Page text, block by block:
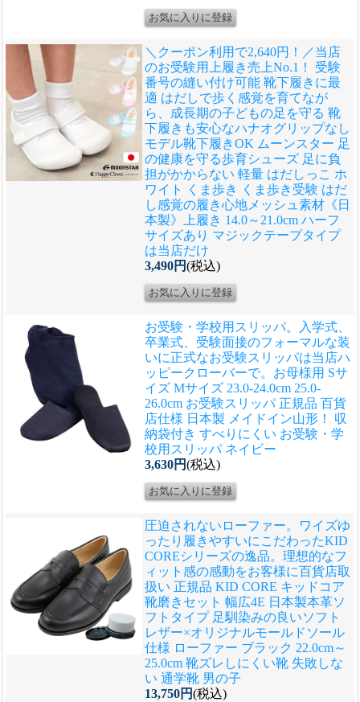
＼クーポン利用で2,640円！／当店
のお受験用上履き売上No.1！ 受験
番号の縫い付け可能 靴下履きに最
適 はだしで歩く感覚を育てなが
ら、成長期の子どもの足を守る 靴
下履きも安心なハナオグリップなし
モデル靴下履きOK ムーンスター 足
の健康を守る歩育シューズ 足に負
担がかからない 軽量 はだしっこ ホ
ワイト くま歩き くま歩き受験 はだ
し感覚の履き心地メッシュ素材《日
本製》上履き 14.0～21.0cm ハーフ
サイズあり マジックテープタイプ
は当店だけ
3,490円(税込)
お受験・学校用スリッパ。入学式、
卒業式、受験面接のフォーマルな装
いに正式なお受験スリッパは当店ハ
ッピークローバーで。 お母様用 Sサ
イズ Mサイズ 23.0-24.0cm 25.0-
26.0cm お受験スリッパ 正規品 百貨
店仕様 日本製 メイドイン山形！ 収
納袋付き すべりにくい お受験・学
校用スリッパ ネイビー
3,630円(税込)
圧迫されないローファー。ワイズゆ
ったり履きやすいにこだわったKID
COREシリーズの逸品。理想的なフ
ィット感の感動をお客様に百貨店取
扱い 正規品 KID CORE キッドコア
靴磨きセット 幅広4E 日本製本革ソ
フトタイプ 足馴染みの良いソフト
レザー×オリジナルモールドソール
仕様 ローファー ブラック 22.0cm～
25.0cm 靴ズレしにくい靴 失敗しな
い 通学靴 男の子
13,750円(税込)